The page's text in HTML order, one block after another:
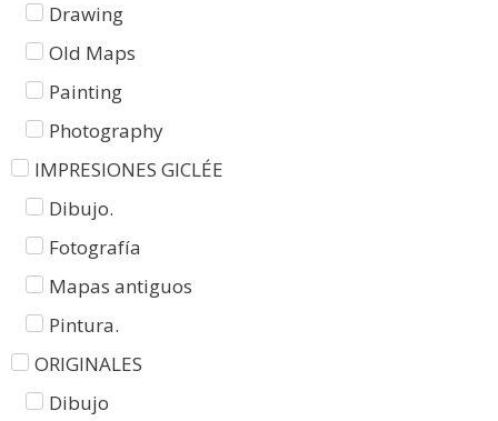
Drawing
Old Maps
Painting
Photography
IMPRESIONES GICLÉE
Dibujo.
Fotografía
Mapas antiguos
Pintura.
ORIGINALES
Dibujo